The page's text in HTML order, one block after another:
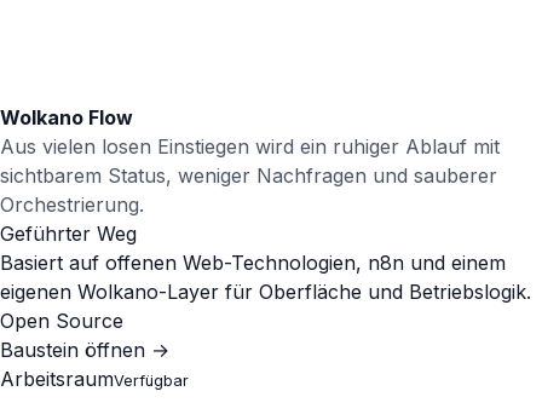
Wolkano Flow
Aus vielen losen Einstiegen wird ein ruhiger Ablauf mit
sichtbarem Status, weniger Nachfragen und sauberer
Orchestrierung.
Geführter Weg
Basiert auf offenen Web-Technologien, n8n und einem
eigenen Wolkano-Layer für Oberfläche und Betriebslogik.
Open Source
Baustein öffnen →
ArbeitsraumVerfügbar